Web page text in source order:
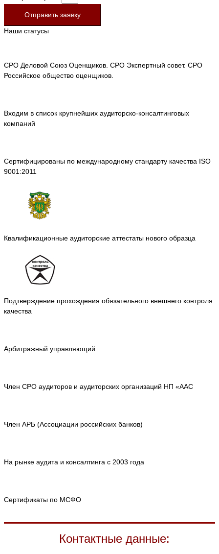
Отправить заявку
Наши статусы
СРО Деловой Союз Оценщиков. СРО Экспертный совет. СРО
Российское общество оценщиков.
Входим в список крупнейших аудиторско-консалтинговых
компаний
Сертифицированы по международному стандарту качества ISO
9001:2011
Квалификационные аудиторские аттестаты нового образца
Подтверждение прохождения обязательного внешнего контроля
качества
Арбитражный управляющий
Член СРО аудиторов и аудиторских организаций НП «ААС
Член АРБ (Ассоциации российских банков)
На рынке аудита и консалтинга с 2003 года
Сертификаты по МСФО
Контактные данные: